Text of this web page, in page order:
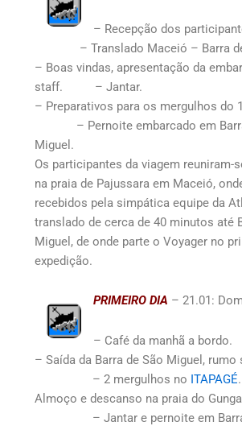
– Recepção dos
– Translado Maceió – Barra de
– Boas vindas, apresentação da
staff. – Jantar.
– Preparativos para os
– Pernoite embarcado em
Miguel.
Os participantes da viagem reuniram-
na praia de Pajussara em Maceió,
recebidos pela simpática equipe da
translado de cerca de 40 minutos até
Miguel, de onde parte o Voyager no
expedição.
PRIMEIRO DIA – 21.01:
– Café da manhã
– Saída da Barra de São Miguel, rumo
– 2 mergulhos no ITAPAGÉ
Almoço e descanso na praia do
– Jantar e pernoite em Barra